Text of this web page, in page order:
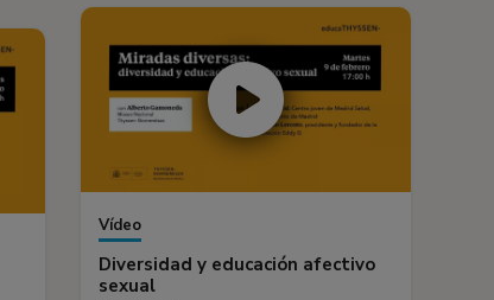
Vídeo
Diversidad y educación afectivo
sexual